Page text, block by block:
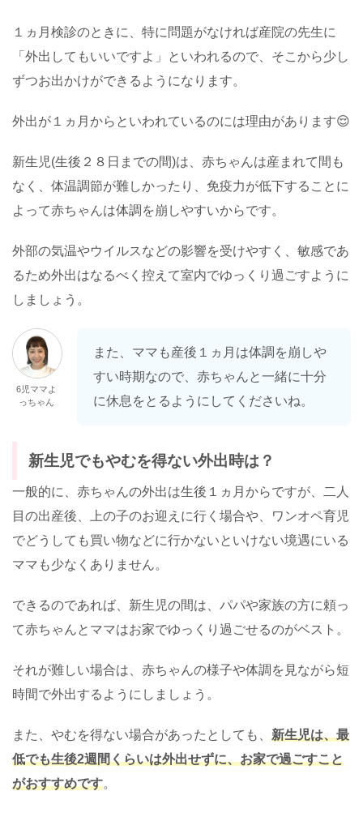
１ヵ月検診のときに、特に問題がなければ産院の先生に
「外出してもいいですよ」といわれるので、そこから少し
ずつお出かけができるようになります。
外出が１ヵ月からといわれているのには理由があります😌
新生児(生後２８日までの間)は、赤ちゃんは産まれて間も
なく、体温調節が難しかったり、免疫力が低下することに
よって赤ちゃんは体調を崩しやすいからです。
外部の気温やウイルスなどの影響を受けやすく、敏感であ
るため外出はなるべく控えて室内でゆっくり過ごすように
しましょう。
6児ママよ
っちゃん
また、ママも産後１ヵ月は体調を崩しや
すい時期なので、赤ちゃんと一緒に十分
に休息をとるようにしてくださいね。
新生児でもやむを得ない外出時は？
一般的に、赤ちゃんの外出は生後１ヵ月からですが、二人
目の出産後、上の子のお迎えに行く場合や、ワンオペ育児
でどうしても買い物などに行かないといけない境遇にいる
ママも少なくありません。
できるのであれば、新生児の間は、パパや家族の方に頼っ
て赤ちゃんとママはお家でゆっくり過ごせるのがベスト。
それが難しい場合は、赤ちゃんの様子や体調を見ながら短
時間で外出するようにしましょう。
また、やむを得ない場合があったとしても、 新生児は、最
低でも生後2週間くらいは外出せずに、お家で過ごすこと
がおすすめです。